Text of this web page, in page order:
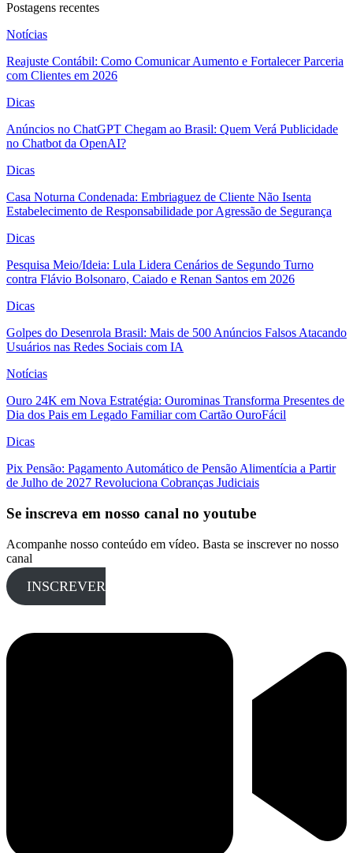
Postagens recentes
Notícias
Reajuste Contábil: Como Comunicar Aumento e Fortalecer Parceria
com Clientes em 2026
Dicas
Anúncios no ChatGPT Chegam ao Brasil: Quem Verá Publicidade
no Chatbot da OpenAI?
Dicas
Casa Noturna Condenada: Embriaguez de Cliente Não Isenta
Estabelecimento de Responsabilidade por Agressão de Segurança
Dicas
Pesquisa Meio/Ideia: Lula Lidera Cenários de Segundo Turno
contra Flávio Bolsonaro, Caiado e Renan Santos em 2026
Dicas
Golpes do Desenrola Brasil: Mais de 500 Anúncios Falsos Atacando
Usuários nas Redes Sociais com IA
Notícias
Ouro 24K em Nova Estratégia: Ourominas Transforma Presentes de
Dia dos Pais em Legado Familiar com Cartão OuroFácil
Dicas
Pix Pensão: Pagamento Automático de Pensão Alimentícia a Partir
de Julho de 2027 Revoluciona Cobranças Judiciais
Se inscreva em nosso canal no youtube
Acompanhe nosso conteúdo em vídeo. Basta se inscrever no nosso
canal
INSCREVER